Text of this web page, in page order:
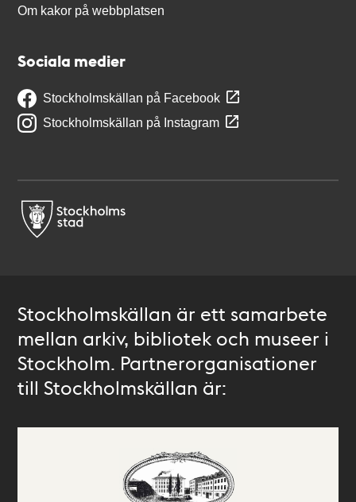
Om kakor på webbplatsen
Sociala medier
Stockholmskällan på Facebook
Stockholmskällan på Instagram
Stockholmskällan är ett samarbete
mellan arkiv, bibliotek och museer i
Stockholm. Partnerorganisationer
till Stockholmskällan är: